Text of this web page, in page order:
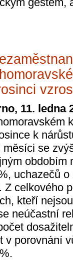
11. ledna
k
se
obdobím
uchazečů
celkového
kteří
neúčastní
v porovnání